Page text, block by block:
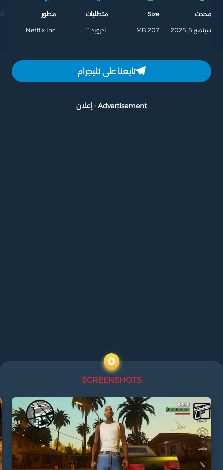
محدث
سبتمبر 8, 2025
Size
207 MB
متطلبات
اندرويد 11
مطور
Netflix Inc
تابعنا على تليجرام
Advertisement - إعلان
SCREENSHOTS